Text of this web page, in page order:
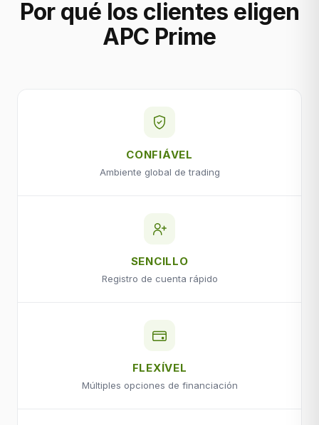
Por qué los clientes eligen
APC Prime
CONFIÁVEL
Ambiente global de trading
SENCILLO
Registro de cuenta rápido
FLEXÍVEL
Múltiples opciones de financiación